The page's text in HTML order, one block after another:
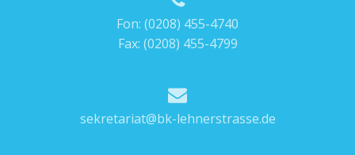
Fon: (0208) 455-4740
Fax: (0208) 455-4799
sekretariat@bk-lehnerstrasse.de